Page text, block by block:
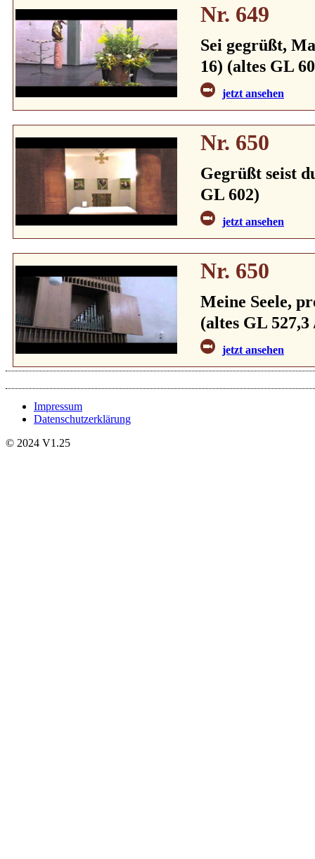
Nr. 649
Sei gegrüßt,
16) (altes GL
jetzt ansehen
Nr. 650
Gegrüßt seist
GL 602)
jetzt ansehen
Nr. 650
Meine Seele,
(altes GL 527,3
jetzt ansehen
Impressum
Datenschutzerklärung
© 2024 V1.25